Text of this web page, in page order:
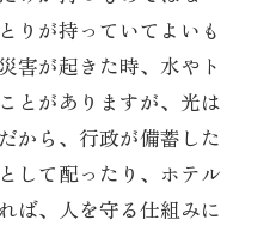
りが持っていてよいも
害が起きた時、水やト
とがありますが、光は
から、行政が備蓄した
して配ったり、ホテル
ば、人を守る仕組みに